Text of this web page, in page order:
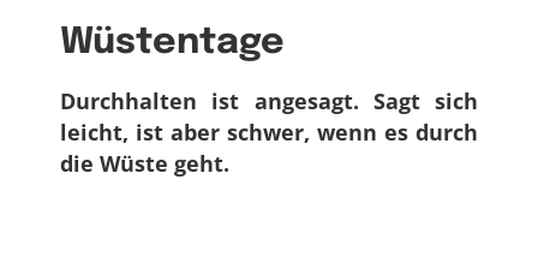
Wüstentage
Durchhalten ist angesagt. Sagt sich
leicht, ist aber schwer, wenn es durch
die Wüste geht.